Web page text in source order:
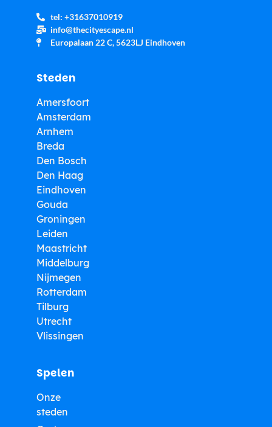
tel: +31637010919
info@thecityescape.nl
Europalaan 22 C, 5623LJ Eindhoven
Steden
Amersfoort
Amsterdam
Arnhem
Breda
Den Bosch
Den Haag
Eindhoven
Gouda
Groningen
Leiden
Maastricht
Middelburg
Nijmegen
Rotterdam
Tilburg
Utrecht
Vlissingen
Spelen
Onze
steden